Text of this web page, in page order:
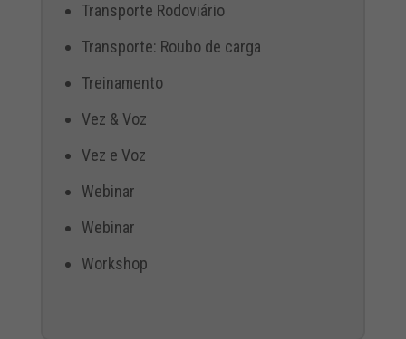
Transporte Rodoviário
Transporte: Roubo de carga
Treinamento
Vez & Voz
Vez e Voz
Webinar
Webinar
Workshop